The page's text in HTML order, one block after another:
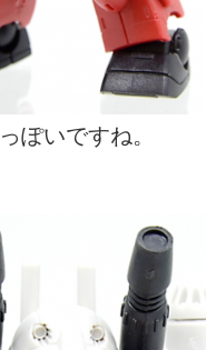
ぽいですね。